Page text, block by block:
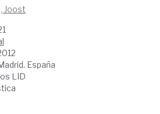
Joost
España
LID